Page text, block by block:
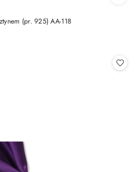
(pr. 925) AA-118